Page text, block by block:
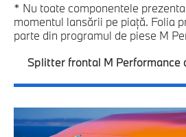
* Nu toate componentele
momentul lansării pe piaţă. Folia
parte din programul de piese M
Splitter frontal M Performance